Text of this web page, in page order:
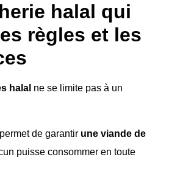
halal qui
règles et les
halal ne se limite pas à un
de garantir une viande de
puisse consommer en toute